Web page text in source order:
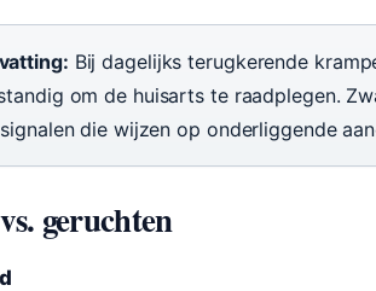
Bij dagelijks terugkerende
om de huisarts te raadplegen.
die wijzen op onderliggende
geruchten